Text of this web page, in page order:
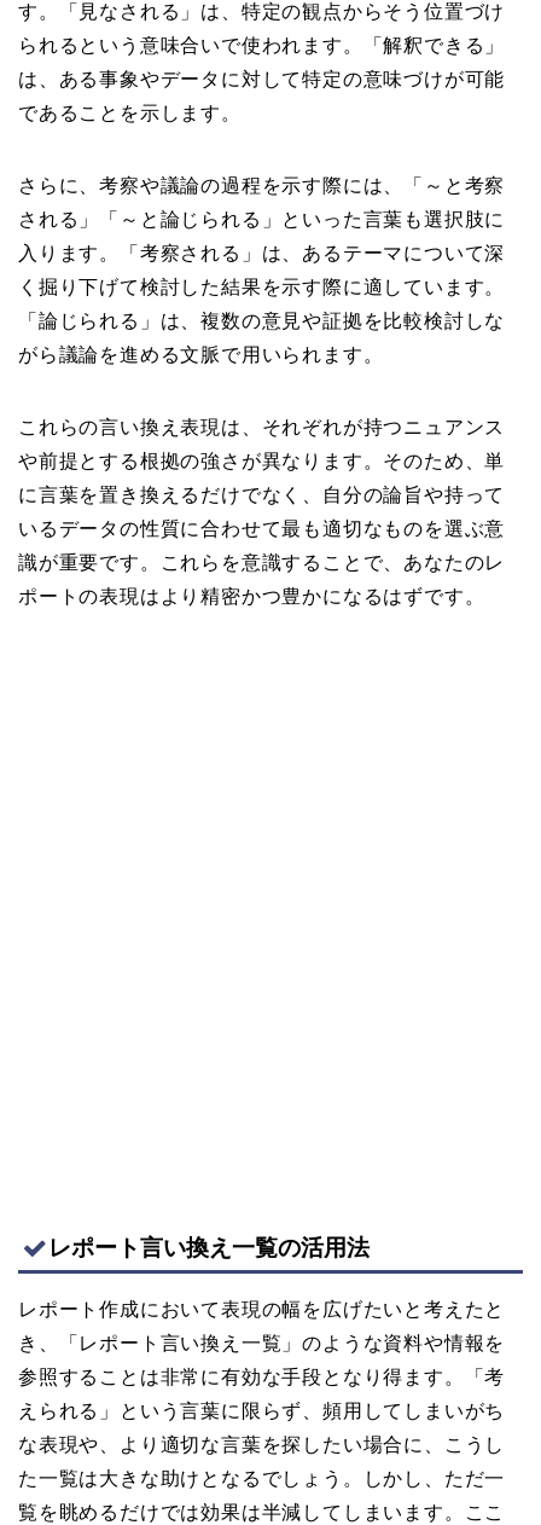
す。「見なされる」は、特定の観点からそう位置づけ
られるという意味合いで使われます。「解釈できる」
は、ある事象やデータに対して特定の意味づけが可能
であることを示します。
さらに、考察や議論の過程を示す際には、「～と考察
される」「～と論じられる」といった言葉も選択肢に
入ります。「考察される」は、あるテーマについて深
く掘り下げて検討した結果を示す際に適しています。
「論じられる」は、複数の意見や証拠を比較検討しな
がら議論を進める文脈で用いられます。
これらの言い換え表現は、それぞれが持つニュアンス
や前提とする根拠の強さが異なります。そのため、単
に言葉を置き換えるだけでなく、自分の論旨や持って
いるデータの性質に合わせて最も適切なものを選ぶ意
識が重要です。これらを意識することで、あなたのレ
ポートの表現はより精密かつ豊かになるはずです。
レポート言い換え一覧の活用法
レポート作成において表現の幅を広げたいと考えたと
き、「レポート言い換え一覧」のような資料や情報を
参照することは非常に有効な手段となり得ます。「考
えられる」という言葉に限らず、頻用してしまいがち
な表現や、より適切な言葉を探したい場合に、こうし
た一覧は大きな助けとなるでしょう。しかし、ただ一
覧を眺めるだけでは効果は半減してしまいます。ここ